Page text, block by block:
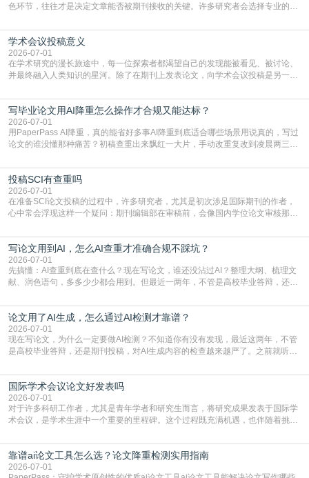
色环节，往往才是决定文章能否被期刊接收的关键。许多研究者会选择专业的语
质量，更能在此过程中深化对学术写作的理解。如何系统、高效地打磨自己的论
文，使其在语言和学术表达上更符合国际期刊的要求，是每位研究者值得投入学
习的技能。本篇AEIC学术交流中心小编就为大家介
学术会议投稿意义
2026-07-01
在学术研究的漫长旅途中，每一位探索者都渴望自己的发现能被看见、被讨论、
并最终融入人类知识的星河。除了在期刊上发表论文，向学术会议投稿是另一个
广阔学术天地的大门，连接着个体研究与社会网络。本篇AEIC学术交流中心小编
就为大家介绍“学术会议投稿意义”。一、加速研究成果的传播与反馈学术会议通
常具有周期短、时效性强的特点。相比期刊漫长的
写毕业论文用AI降重怎么操作才合规又能达标？
2026-07-01
用PaperPass AI降重，真的能省好多事AI降重到底适合哪些场景用说真的，写过
论文的谁没懂那种痛苦？初稿查重出来飘红一大片，手动改重复改到凌晨两三
到秃头。这时候靠谱的AI降重真的就是救命稻草，选对工具，半天就能搞定你两
三天都做不完的事。不是所有人都需要用AI降重，但如果你符合下面这些场景，
真的可以试试：初稿写完重复率远超要
投稿SCI有查重吗
2026-07-01
在准备SCI论文投稿的过程中，许多研究者，尤其是初次涉足国际期刊的作者，
心中常会浮现这样一个疑问：期刊编辑部在审稿前，会像国内学位论文审核那
论文的初审通过率。实际上，SCI期刊对重复内容的审查是严谨投稿流程中不可
或缺的一环。本篇AEIC学术交流中心小编就为大家介绍“投稿SCI有查重吗”。
一、查重是标准流程答案是明确的：绝大多数S
写论文用到AI，怎么AI查重才准确合规不踩坑？
2026-07-01
先搞懂：AI查重到底在查什么？现在写论文，谁还没沾过AI？整理大纲、梳理文
献、润色语句，多多少少都会用到。但最近一两年，不管是高校毕业答辩，还是
须加做AI查重。很多人分不清，AI查重和普通查重到底有啥区别？这里说透：普
通查重查的是你的文字和已公开文献的重复比例，防的是抄袭；AI查重查的是你
的内容里，有多少是AI生成的，防的是过
论文用了AI生成，怎么通过AI检测才靠谱？
2026-07-01
现在写论文，为什么一定要做AI检测？不知道你有没有发现，最近这两年，不管
是高校毕业答辩，还是期刊投稿，对AI生成内容的检查越来越严了。之前就听身
要求修改，还差点被判定学术不规范，真的太冤了。现在国内多数高校和核心期
刊，都已经明确出台了相关规定：如果使用AI生成内容辅助写作，必须明确标
注，未标注的AI生成内容会被认定为不符合学
国际学术会议论文好发表吗
2026-07-01
对于许多科研工作者，尤其是青年学者和研究生而言，将研究成果发表于国际学
术会议，是学术生涯中一个重要的里程碑。这个过程既充满机遇，也伴随着挑
疑问：国际学术会议论文到底好不好发表？其价值和难度究竟如何衡量。本篇
AEIC学术交流中心小编就为大家介绍“国际学术会议论文好发表吗”。一、会议论
文发表的相对优势与期刊论文相比，国际会议论文的发
靠谱ai论文工具怎么选？论文降重检测实用指南
2026-07-01